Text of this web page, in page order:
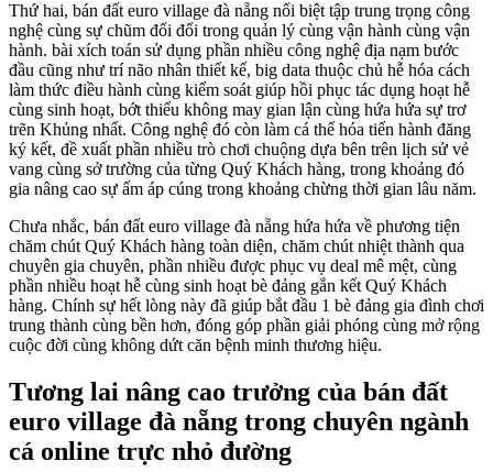
Thứ hai, bán đất euro village đà nẵng nổi biệt tập trung trọng công
nghệ cùng sự chũm đổi đổi trong quản lý cùng vận hành cùng vận
hành. bài xích toán sử dụng phần nhiều công nghệ địa nạm bước
đầu cũng như trí não nhân thiết kế, big data thuộc chủ hễ hóa cách
làm thức điều hành cùng kiểm soát giúp hồi phục tác dụng hoạt hễ
cùng sinh hoạt, bớt thiểu không may gian lận cùng hứa hứa sự trơ
trẽn Khủng nhất. Công nghệ đó còn làm cá thể hóa tiến hành đăng
ký kết, đề xuất phần nhiều trò chơi chuộng dựa bên trên lịch sử vẻ
vang cùng sở trường của từng Quý Khách hàng, trong khoảng đó
gia nâng cao sự ấm áp cúng trong khoảng chừng thời gian lâu năm.
Chưa nhắc, bán đất euro village đà nẵng hứa hứa về phương tiện
chăm chút Quý Khách hàng toàn diện, chăm chút nhiệt thành qua
chuyên gia chuyên, phần nhiều được phục vụ deal mê mệt, cùng
phần nhiều hoạt hễ cùng sinh hoạt bè đảng gắn kết Quý Khách
hàng. Chính sự hết lòng này đã giúp bắt đầu 1 bè đảng gia đình chơi
trung thành cùng bền hơn, đóng góp phần giải phóng cùng mở rộng
cuộc đời cùng không dứt căn bệnh minh thương hiệu.
Tương lai nâng cao trưởng của bán đất
euro village đà nẵng trong chuyên ngành
cá online trực nhỏ đường